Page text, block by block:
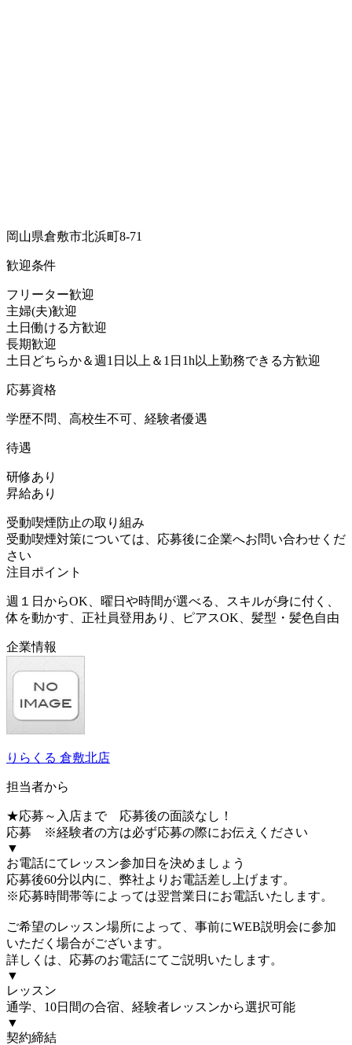
岡山県倉敷市北浜町8-71
歓迎条件
フリーター歓迎
主婦(夫)歓迎
土日働ける方歓迎
長期歓迎
土日どちらか＆週1日以上＆1日1h以上勤務できる方歓迎
応募資格
学歴不問、高校生不可、経験者優遇
待遇
研修あり
昇給あり
受動喫煙防止の取り組み
受動喫煙対策については、応募後に企業へお問い合わせくだ
さい
注目ポイント
週１日からOK、曜日や時間が選べる、スキルが身に付く、
体を動かす、正社員登用あり、ピアスOK、髪型・髪色自由
企業情報
りらくる 倉敷北店
担当者から
★応募～入店まで 応募後の面談なし！
応募 ※経験者の方は必ず応募の際にお伝えください
▼
お電話にてレッスン参加日を決めましょう
応募後60分以内に、弊社よりお電話差し上げます。
※応募時間帯等によっては翌営業日にお電話いたします。
ご希望のレッスン場所によって、事前にWEB説明会に参加
いただく場合がございます。
詳しくは、応募のお電話にてご説明いたします。
▼
レッスン
通学、10日間の合宿、経験者レッスンから選択可能
▼
契約締結